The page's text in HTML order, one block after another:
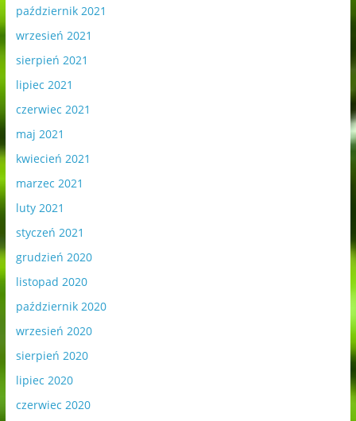
październik 2021
wrzesień 2021
sierpień 2021
lipiec 2021
czerwiec 2021
maj 2021
kwiecień 2021
marzec 2021
luty 2021
styczeń 2021
grudzień 2020
listopad 2020
październik 2020
wrzesień 2020
sierpień 2020
lipiec 2020
czerwiec 2020